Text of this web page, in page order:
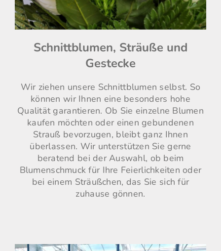
Schnittblumen, Sträuße und
Gestecke
Wir ziehen unsere Schnittblumen selbst. So
können wir Ihnen eine besonders hohe
Qualität garantieren. Ob Sie einzelne Blumen
kaufen möchten oder einen gebundenen
Strauß bevorzugen, bleibt ganz Ihnen
überlassen. Wir unterstützen Sie gerne
beratend bei der Auswahl, ob beim
Blumenschmuck für Ihre Feierlichkeiten oder
bei einem Sträußchen, das Sie sich für
zuhause gönnen.